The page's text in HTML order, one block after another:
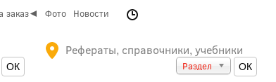
заказ◄ Фото Новости
Рефераты, справочники, учебники
Раздел